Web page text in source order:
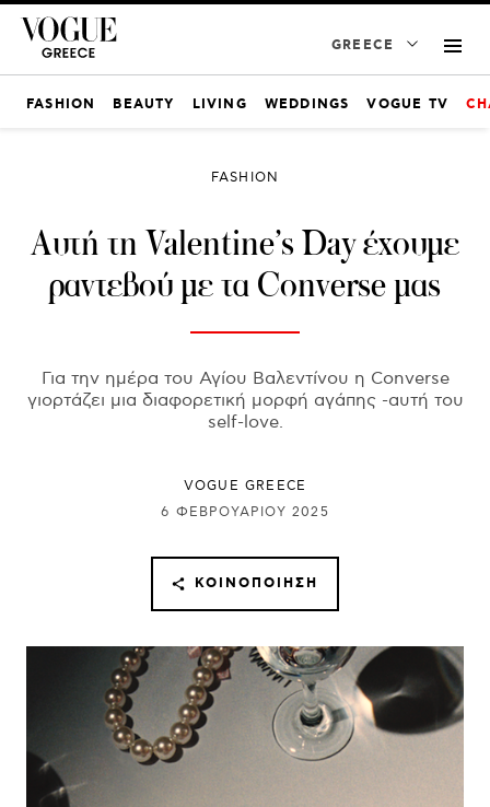
GREECE
FASHION BEAUTY LIVING WEDDINGS VOGUE TV
FASHION
Αυτή τη Valentine’s Day έχουμε
ραντεβού με τα Converse μας
Για την ημέρα του Αγίου Βαλεντίνου η Converse
γιορτάζει μια διαφορετική μορφή αγάπης -αυτή του
self-love.
VOGUE GREECE
6 ΦΕΒΡΟΥΑΡΊΟΥ 2025
ΚΟΙΝΟΠΟΊΗΣΗ